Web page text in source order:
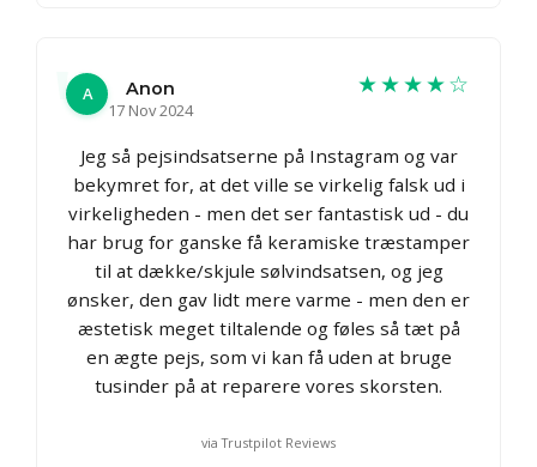
A
Anon
17 Nov 2024
★★★★☆
Jeg så pejsindsatserne på Instagram og var
bekymret for, at det ville se virkelig falsk ud i
virkeligheden - men det ser fantastisk ud - du
har brug for ganske få keramiske træstamper
til at dække/skjule sølvindsatsen, og jeg
ønsker, den gav lidt mere varme - men den er
æstetisk meget tiltalende og føles så tæt på
en ægte pejs, som vi kan få uden at bruge
tusinder på at reparere vores skorsten.
via Trustpilot Reviews